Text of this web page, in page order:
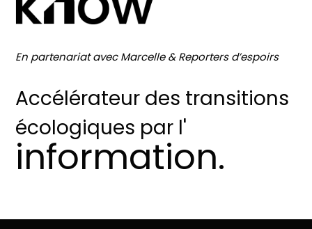
En partenariat avec Marcelle & Reporters d’espoirs
Accélérateur des transitions
écologiques par l'
information.